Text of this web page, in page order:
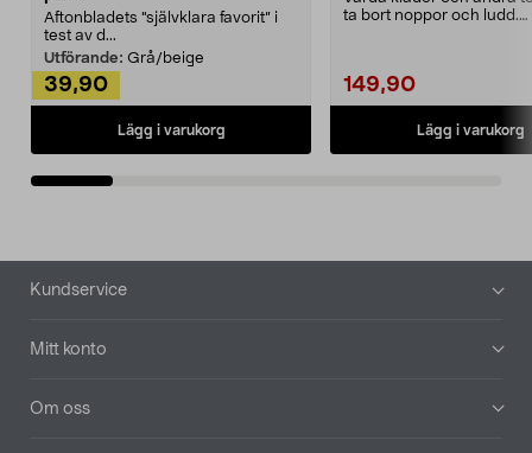
Aftonbladets "självklara favorit” i
test av d...
Utförande: Grå/beige
39,90
Lägg i varukorg
ta bort noppor och ludd.
149,90
Lägg i varukorg
Sidfot
Kundservice
Mitt konto
Om oss